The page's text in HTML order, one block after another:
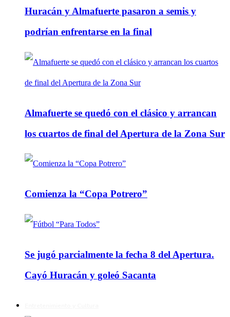
Huracán y Almafuerte pasaron a semis y
podrían enfrentarse en la final
Almafuerte se quedó con el clásico y arrancan
los cuartos de final del Apertura de la Zona Sur
Comienza la “Copa Potrero”
Se jugó parcialmente la fecha 8 del Apertura.
Cayó Huracán y goleó Sacanta